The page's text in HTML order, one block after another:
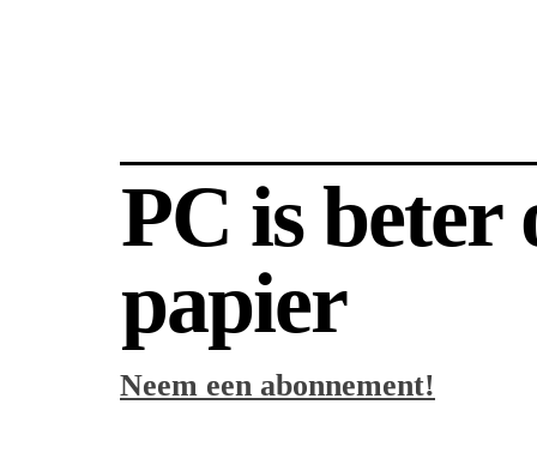
PC is beter
papier
Neem een abonnement!